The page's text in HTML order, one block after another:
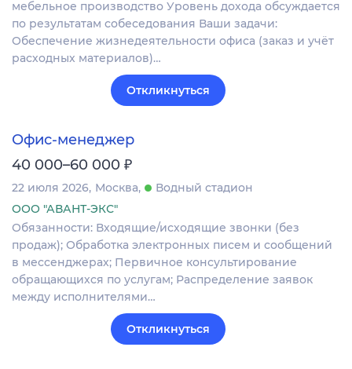
мебельное производство Уровень дохода обсуждается
по результатам собеседования Ваши задачи:
Обеспечение жизнедеятельности офиса (заказ и учёт
расходных материалов)…
Откликнуться
Офис-менеджер
40 000–60 000 ₽
22 июля 2026 Москва
Водный стадион
ООО "АВАНТ-ЭКС"
Обязанности: Входящие/исходящие звонки (без
продаж); Обработка электронных писем и сообщений
в мессенджерах; Первичное консультирование
обращающихся по услугам; Распределение заявок
между исполнителями…
Откликнуться